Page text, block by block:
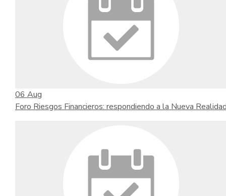
06 Aug
Foro Riesgos Financieros: respondiendo a la Nueva